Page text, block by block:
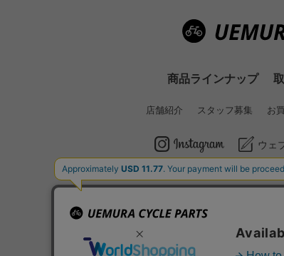
商品ラインナップ
店舗紹介 スタッフ募集 お
ウェ